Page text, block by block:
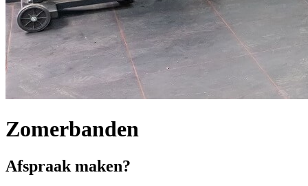
Zomerbanden
Afspraak maken?